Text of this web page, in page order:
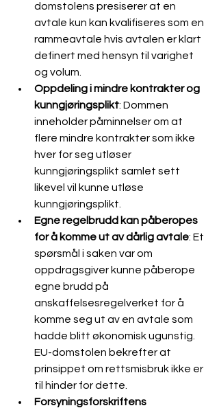
domstolens presiserer at en
avtale kun kan kvalifiseres som en
rammeavtale hvis avtalen er klart
definert med hensyn til varighet
og volum.
Oppdeling i mindre kontrakter og
kunngjøringsplikt: Dommen
inneholder påminnelser om at
flere mindre kontrakter som ikke
hver for seg utløser
kunngjøringsplikt samlet sett
likevel vil kunne utløse
kunngjøringsplikt.
Egne regelbrudd kan påberopes
for å komme ut av dårlig avtale: Et
spørsmål i saken var om
oppdragsgiver kunne påberope
egne brudd på
anskaffelsesregelverket for å
komme seg ut av en avtale som
hadde blitt økonomisk ugunstig.
EU-domstolen bekrefter at
prinsippet om rettsmisbruk ikke er
til hinder for dette.
Forsyningsforskriftens